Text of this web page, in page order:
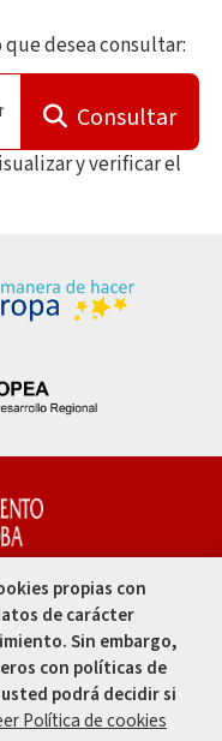
desea consultar:
Consultar
y verificar el
propias con
de carácter
Sin embargo,
con políticas de
podrá decidir si
Política de cookies